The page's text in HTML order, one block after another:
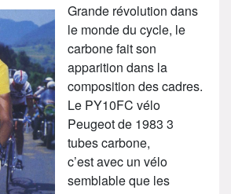
Grande révolution dans
le monde du cycle, le
carbone fait son
apparition dans la
composition des cadres.
Le PY10FC vélo
Peugeot de 1983 3
tubes carbone,
c’est avec un vélo
semblable que les